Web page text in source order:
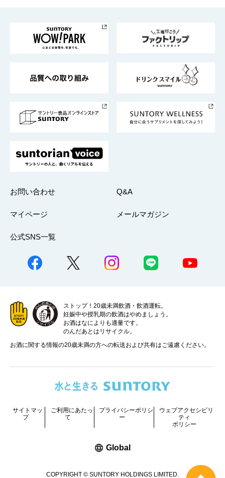
地域情報
サントリーサンバーズ大阪
サントリーが考えるサステナビリティ経営
企業概要
採用情報
お問い合わせ Q&A
マイページ メールマガジン
公式SNS一覧
ストップ！20歳未満飲酒・飲酒運転。
妊娠中や授乳期の飲酒はやめましょう。
お酒はなによりも適量です。
のんだあとはリサイクル。
お酒に関する情報の20歳未満の方への転送および共有はご遠慮ください。
COPYRIGHT © SUNTORY HOLDINGS LIMITED.
サイトマッ
プ
ご利用にあたっ
て
プライバシーポリシ
ー
ウェブアクセシビリ
ティ
ポリシー
Global新しいウィンドウで開く